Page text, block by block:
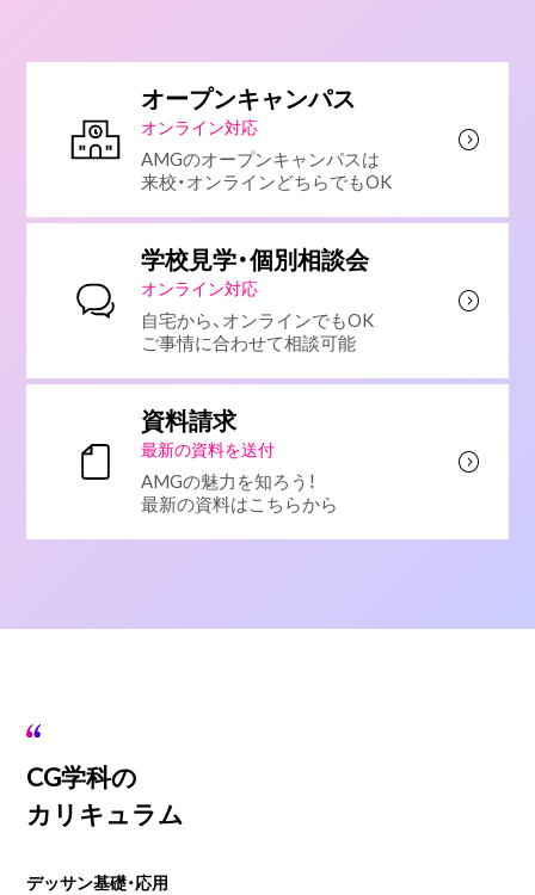
オープンキャンパス
オンライン対応
AMGのオープンキャンパスは
来校・オンラインどちらでもOK
学校見学・個別相談会
オンライン対応
自宅から、オンラインでもOK
ご事情に合わせて相談可能
資料請求
最新の資料を送付
AMGの魅力を知ろう！
最新の資料はこちらから
CG学科の
カリキュラム
デッサン基礎・応用